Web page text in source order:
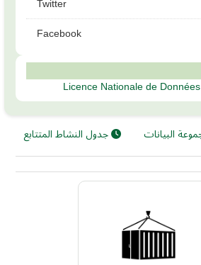
Twitter
Facebook
Licence Nationale de
البيانات
جدول النشاط المتتابع